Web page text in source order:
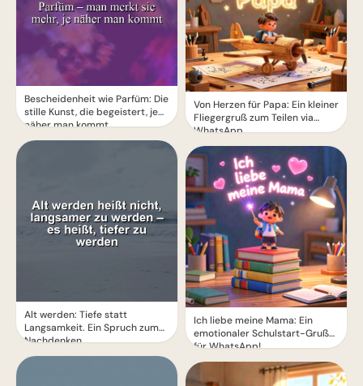
Bescheidenheit wie Parfüm: Die
stille Kunst, die begeistert, je
näher man kommt
Alt werden: Tiefe statt
Langsamkeit. Ein Spruch zum
Nachdenken.
Von Herzen für Papa: Ein kleiner
Fliegergruß zum Teilen via
WhatsApp
Ich liebe meine Mama: Ein
emotionaler Schulstart-Gruß
für WhatsApp!